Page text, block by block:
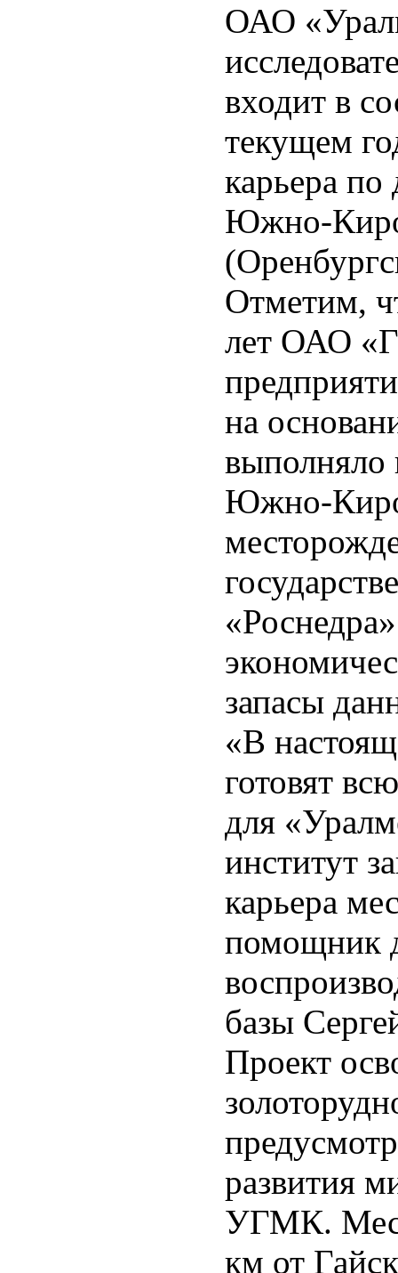
ОАО
входит в
текущем
карьера
Южно-
Отметим,
лет ОАО
на
выполняло
Южно-
запасы
«В
готовят
для
институт
карьера
помощник
базы
Проект
развития
УГМК.
км от